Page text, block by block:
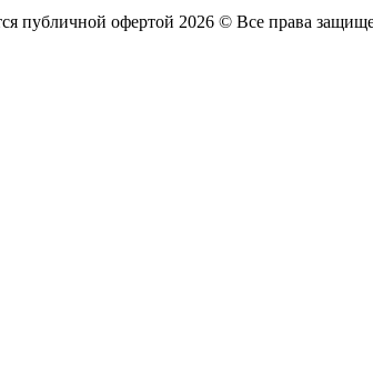
публичной офертой 2026 © Все права